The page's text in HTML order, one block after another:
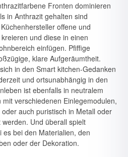
Fronten dominieren
in Anthrazit gehalten sind
offene und
und diese in einen
einfügen. Pfiffige
klare Aufgeräumtheit.
in den Smart kitchen-Gedanken
und ortsunabhängig in den
ist ebenfalls in neu­tralem
verschiedenen Einlegemodulen,
auch puristisch in Metall oder
Und überall spielt
es bei den Materialien, den
oder der Dekoration.